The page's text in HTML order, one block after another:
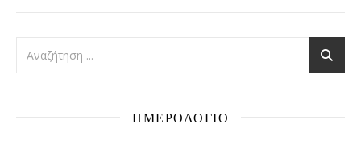
ΗΜΕΡΟΛΟΓΙΟ